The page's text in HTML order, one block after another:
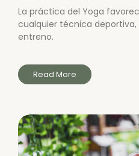
La práctica del Yoga
cualquier técnica deportiva,
entreno.
Read More